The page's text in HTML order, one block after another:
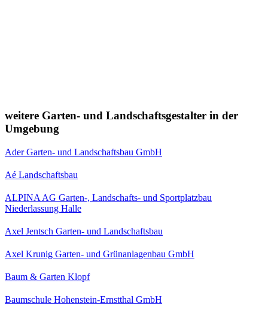
weitere Garten- und Landschaftsgestalter in der
Umgebung
Ader Garten- und Landschaftsbau GmbH
Aé Landschaftsbau
ALPINA AG Garten-, Landschafts- und Sportplatzbau
Niederlassung Halle
Axel Jentsch Garten- und Landschaftsbau
Axel Krunig Garten- und Grünanlagenbau GmbH
Baum & Garten Klopf
Baumschule Hohenstein-Ernstthal GmbH